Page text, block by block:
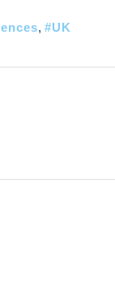
, #UK